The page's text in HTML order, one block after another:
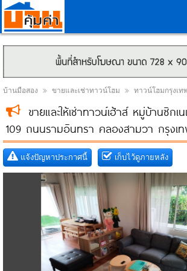
บ้านมือสอง ขายและเช่าทาวน์โฮม ทาวน์โฮมกรุงเ
ขายและให้เช่าทาวน์เฮ้าส์ หมู่บ้านซิก
109 ถนนรามอินทรา คลองสามวา กรุงเ
แจ้งปัญหาประกาศนี้ เก็บไว้ดูภายหลัง